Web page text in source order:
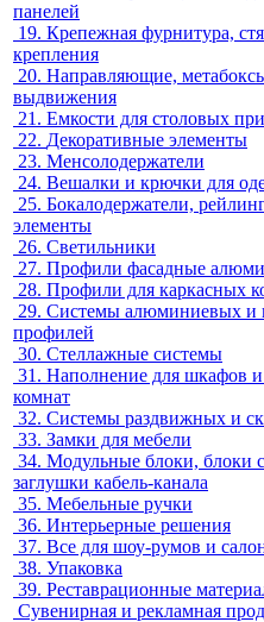
панелей
19. Крепежная фурнитура,
крепления
20. Направляющие,
выдвижения
21. Емкости для столовых
22. Декоративные элементы
23. Менсолодержатели
24. Вешалки и крючки для
25. Бокалодержатели,
элементы
26. Светильники
27. Профили фасадные
28. Профили для каркасных
29. Системы алюминиевых и
профилей
30. Стеллажные системы
31. Наполнение для шкафов
комнат
32. Системы раздвижных и
33. Замки для мебели
34. Модульные блоки, блоки
заглушки кабель-канала
35. Мебельные ручки
36. Интерьерные решения
37. Все для шоу-румов и
38. Упаковка
39. Реставрационные
Сувенирная и рекламная